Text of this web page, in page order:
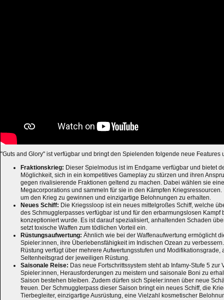
"Guts and Glory" ist verfügbar und bringt den Spielenden folgende neue Features
Fraktionskrieg: Dieser Spielmodus ist im Endgame verfügbar und bietet
Möglichkeit, sich in ein kompetitives Gameplay zu stürzen und ihren
gegen rivalisierende Fraktionen geltend zu machen. Dabei wählen sie
Megacorporations und sammeln für sie in den Kämpfen
um den Krieg zu gewinnen und einzigartige Belohnungen zu erhalten.
Neues Schiff: Die Kriegssloop ist ein neues mittelgroßes Schiff, welche
des Schmugglerpasses verfügbar ist und für den erbarmungslosen Kampf
konzeptioniert wurde. Es ist darauf spezialisiert, anhaltenden Schaden
setzt toxische Waffen zum tödlichen Vorteil ein.
Rüstungsaufwertung: Ähnlich wie bei der Waffenaufwertung ermöglicht
Spieler:innen, ihre Überlebensfähigkeit im Indischen Ozean zu
Rüstung verfügt über mehrere Aufwertungsstufen und Modifikationsgrade,
Seltenheitsgrad der jeweiligen Rüstung.
Saisonale Reise:
Das neue Fortschrittssystem steht ab Infamy-Stufe 5 zur
Spieler:innen, Herausforderungen zu meistern und saisonale Boni zu
Saison bestehen bleiben. Zudem dürfen sich Spieler:innen über neue
freuen. Der Schmugglerpass dieser Saison bringt ein neues Schiff, die
Tierbegleiter, einzigartige Ausrüstung, eine Vielzahl kosmetischer